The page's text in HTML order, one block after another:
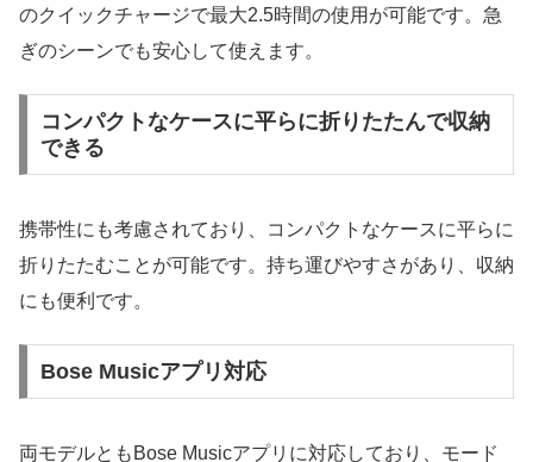
のクイックチャージで最大2.5時間の使用が可能です。急
ぎのシーンでも安心して使えます。
コンパクトなケースに平らに折りたたんで収納
できる
携帯性にも考慮されており、コンパクトなケースに平らに
折りたたむことが可能です。持ち運びやすさがあり、収納
にも便利です。
Bose Musicアプリ対応
両モデルともBose Musicアプリに対応しており、モード